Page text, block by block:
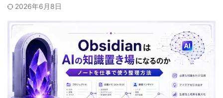
2026年6月8日